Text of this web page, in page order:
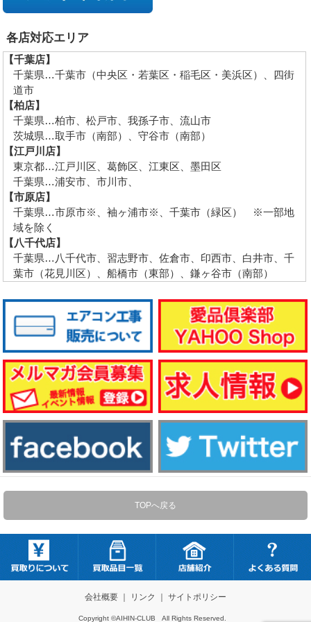
各店対応エリア
【千葉店】
千葉県…千葉市（中央区・若葉区・稲毛区・美浜区）、四街
道市
【柏店】
千葉県…柏市、松戸市、我孫子市、流山市
茨城県…取手市（南部）、守谷市（南部）
【江戸川店】
東京都…江戸川区、葛飾区、江東区、墨田区
千葉県…浦安市、市川市、
【市原店】
千葉県…市原市※、袖ヶ浦市※、千葉市（緑区） ※一部地
域を除く
【八千代店】
千葉県…八千代市、習志野市、佐倉市、印西市、白井市、千
葉市（花見川区）、船橋市（東部）、鎌ヶ谷市（南部）
TOPへ戻る
会社概要｜ リンク サイトポリシー
Copyright ©AIHIN-CLUB All Rights Reserved.